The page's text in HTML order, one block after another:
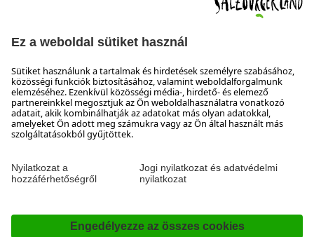
NYITVATARTÁS
Várjuk jelentkezését
Készséggel állunk rendelkezésére hétfőtől csütörtökig 8:00-
tól 17:30-ig, pénteken 8:00-tól 17:00-ig
Elérhetőség
Nyilatkozat a hozzáférhetőségről